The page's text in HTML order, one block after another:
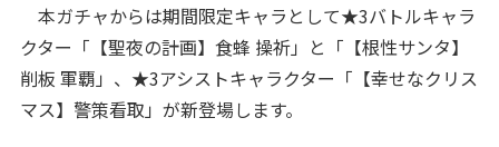
本ガチャからは期間限定キャラとして★3バトルキャラ
クター「【聖夜の計画】食蜂 操祈」と「【根性サンタ】
削板 軍覇」、★3アシストキャラクター「【幸せなクリス
マス】警策看取」が新登場します。